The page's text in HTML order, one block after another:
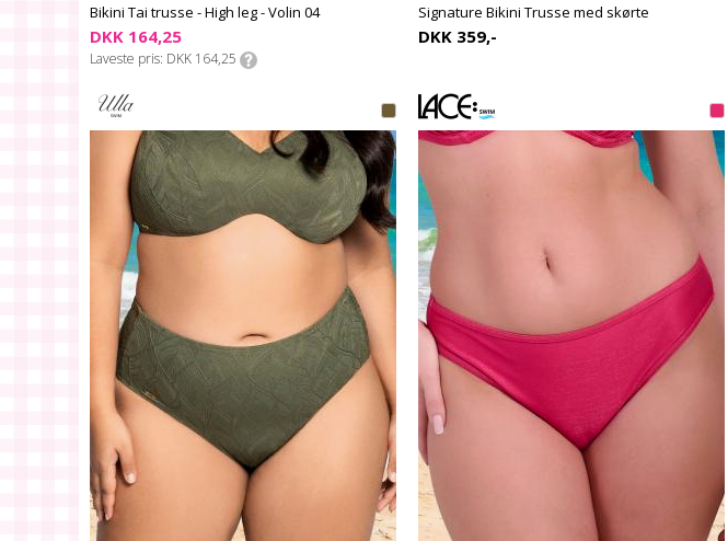
Bikini Tai trusse - High leg - Volin 04
DKK 164,25
Laveste pris DKK 164,25
Signature Bikini Trusse med skørte
DKK 359,-